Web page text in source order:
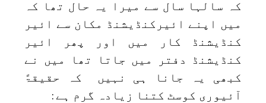
کہ سالہا سال سے میرا یہ حال تھا کہ
میں اپنے ائیرکنڈیشنڈ مکان سے ائیر
کنڈیشنڈ کار میں اور پھر ائیر
کنڈیشنڈ دفتر میں جاتا تھا میں نے
کبھی یہ جانا ہی نہیں کہ حقیقۃً
آئیوری کوسٹ کتنا زیادہ گرم ہے :